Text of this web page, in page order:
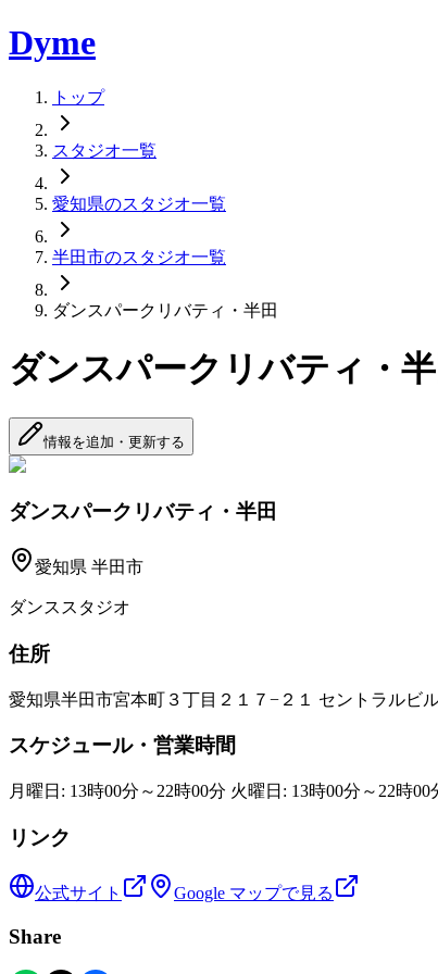
Dyme
トップ
スタジオ一覧
愛知県のスタジオ一覧
半田市のスタジオ一覧
ダンスパークリバティ・半田
ダンスパークリバティ・半
情報を追加・更新する
ダンスパークリバティ・半田
愛知県 半田市
ダンススタジオ
住所
愛知県半田市宮本町３丁目２１７−２１ セントラルビル
スケジュール・営業時間
月曜日: 13時00分～22時00分 火曜日: 13時00分～22時
リンク
公式サイト Google マップで見る
Share